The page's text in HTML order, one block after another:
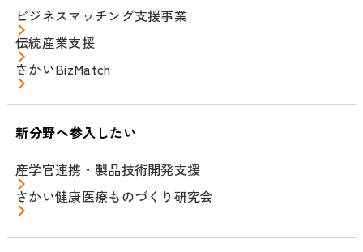
ビジネスマッチング支援事業
伝統産業支援
さかいBizMatch
新分野へ参入したい
産学官連携・製品技術開発支援
さかい健康医療ものづくり研究会